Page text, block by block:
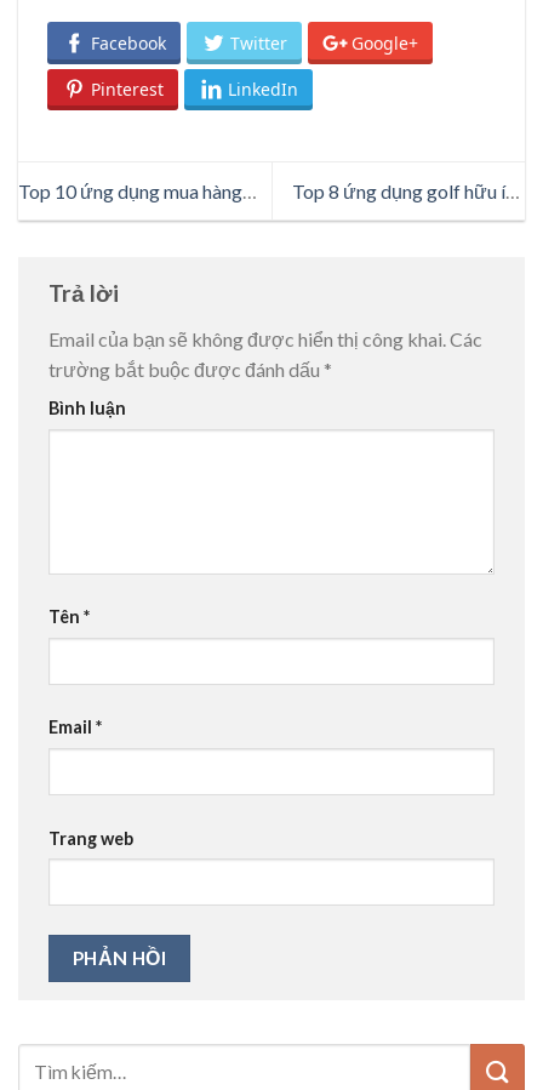
Facebook Twitter Google+
Pinterest LinkedIn
Top 10 ứng dụng mua hàng
Trung Quốc uy tín, giá tốt nhất
Top 8 ứng dụng golf hữu ích
mà các golfer nên biết
Trả lời
Email của bạn sẽ không được hiển thị công khai.Các
trường bắt buộc được đánh dấu *
Bình luận
Tên *
Email *
Trang web